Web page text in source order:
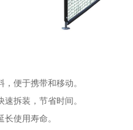
便于携带和移动。
拆装，节省时间。
使用寿命。